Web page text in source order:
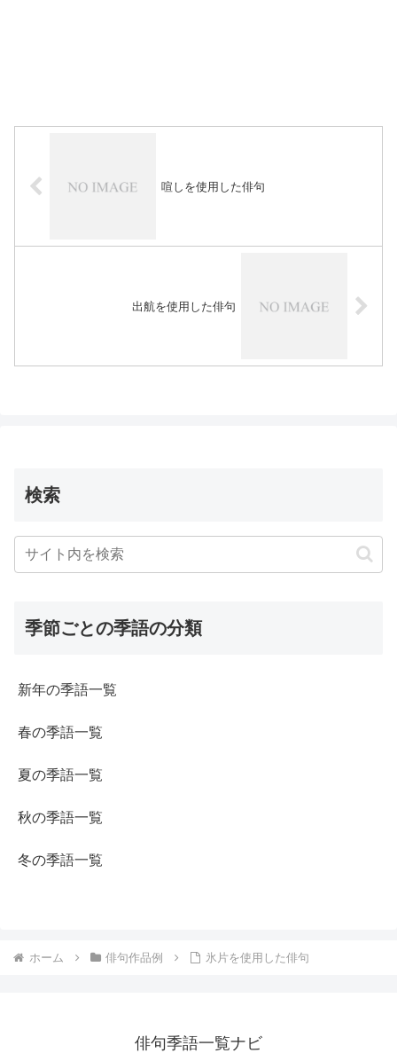
喧しを使用した俳句
出航を使用した俳句
検索
季節ごとの季語の分類
新年の季語一覧
春の季語一覧
夏の季語一覧
秋の季語一覧
冬の季語一覧
ホーム 俳句作品例 氷片を使用した俳句
俳句季語一覧ナビ